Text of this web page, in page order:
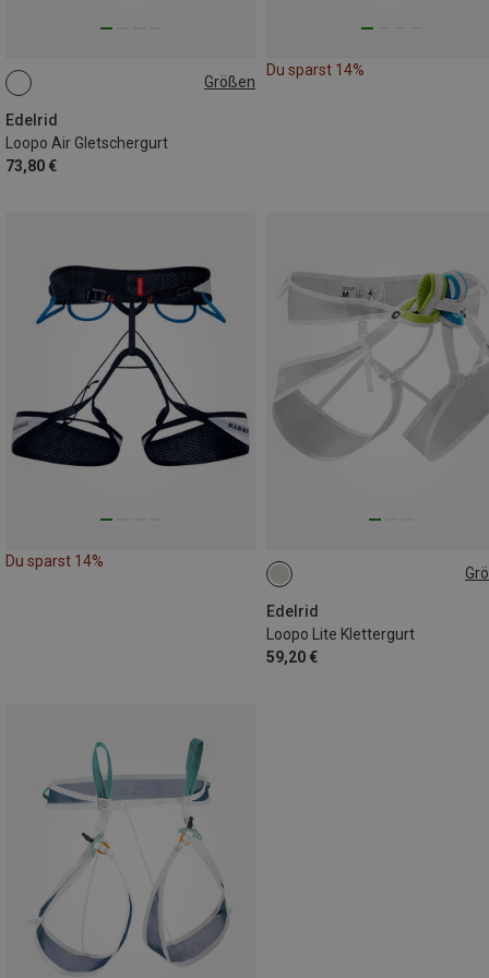
Größen
Edelrid
Loopo Air Gletschergurt
73,80 €
S | 77-87CM
M | 87-97CM
Du sparst 14%
Du sparst 14%
Edelrid
Loopo Lite Klettergurt
59,20 €
S